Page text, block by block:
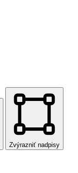
Zvýrazniť nadpisy